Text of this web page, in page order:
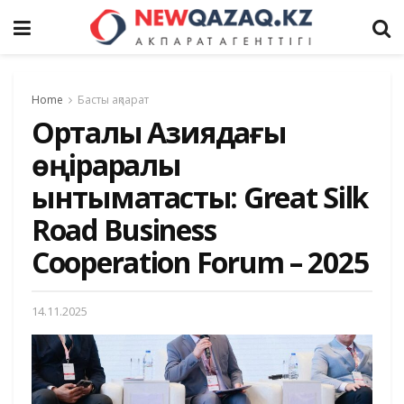
Home Басты ақпарат
Орталық Азиядағы
өңіраралық
ынтымақтастық: Great Silk
Road Business
Cooperation Forum – 2025
14.11.2025